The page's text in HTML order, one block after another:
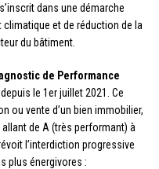
dans une démarche
et de réduction de la
du bâtiment.
de Performance
le 1er juillet 2021. Ce
ou vente d’un bien immobilier,
de A (très performant) à
l’interdiction progressive
plus énergivores :